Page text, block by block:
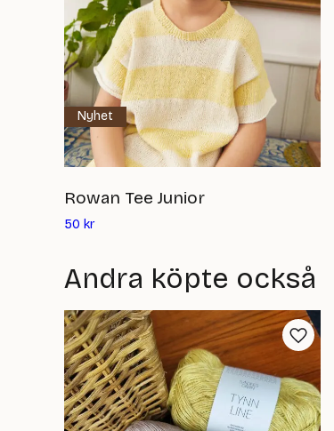
Rowan Tee Junior
50 krDet
är:
kr
Nyhet
Andra köpte också